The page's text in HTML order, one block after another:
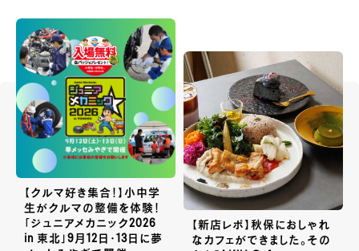
【クルマ好き集合！】小中学
生がクルマの整備を体験！
「ジュニアメカニック2026
in 東北」9月12日・13日に夢
【新店レポ】秋保におしゃれ
なカフェができました。その